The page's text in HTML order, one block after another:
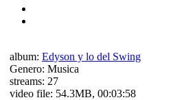
album: Edyson y lo del Swing
Genero: Musica
streams: 27
video file: 54.3MB, 00:03:58